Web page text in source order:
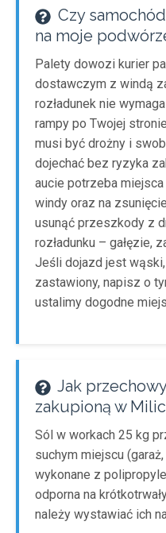
Czy
na moje
Palety dowozi kurier
dostawczym z windą
rozładunek nie
rampy po Twojej
musi być drożny i
dojechać bez ryzyka
aucie potrzeba
windy oraz na
usunąć przeszkody z
rozładunku – gałęzie,
Jeśli dojazd jest
zastawiony, napisz o
ustalimy dogodne
Jak
zakupioną w
Sól w workach 25 kg
suchym miejscu
wykonane z
odporna na
należy wystawiać ich